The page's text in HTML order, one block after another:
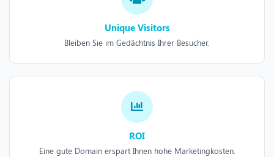
Unique Visitors
Bleiben Sie im Gedächtnis Ihrer Besucher.
ROI
Eine gute Domain erspart Ihnen hohe Marketingkosten.